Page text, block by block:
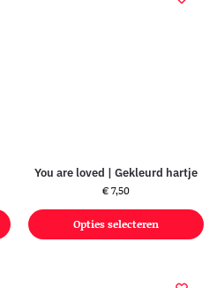
You are loved | Gekleurd hartje
€7,50
Opties selecteren